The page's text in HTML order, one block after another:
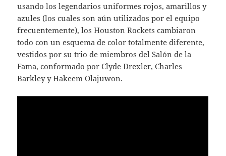
usando los legendarios uniformes rojos, amarillos y
azules (los cuales son aún utilizados por el equipo
frecuentemente), los Houston Rockets cambiaron
todo con un esquema de color totalmente diferente,
vestidos por su trio de miembros del Salón de la
Fama, conformado por Clyde Drexler, Charles
Barkley y Hakeem Olajuwon.